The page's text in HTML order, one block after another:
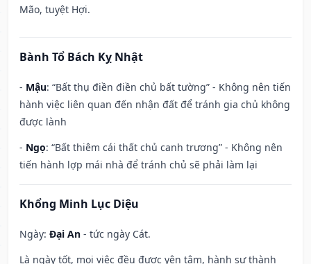
Mão, tuyệt Hợi.
Bành Tổ Bách Kỵ Nhật
- Mậu: “Bất thụ điền điền chủ bất tường” - Không nên tiến
hành việc liên quan đến nhận đất để tránh gia chủ không
được lành
- Ngọ: “Bất thiêm cái thất chủ canh trương” - Không nên
tiến hành lợp mái nhà để tránh chủ sẽ phải làm lại
Khổng Minh Lục Diệu
Ngày: Đại An - tức ngày Cát.
Là ngày tốt, mọi việc đều được yên tâm, hành sự thành